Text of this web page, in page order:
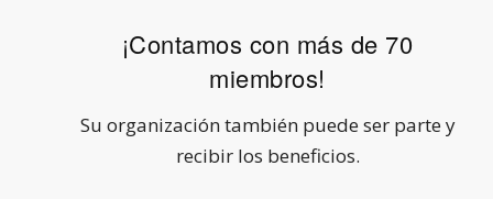
¡Contamos con más de 70
miembros!
Su organización también puede ser parte y
recibir los beneficios.